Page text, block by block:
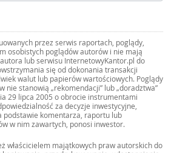
przez serwis raportach, poglądy,
osobistych poglądów autorów i nie mają
lub serwisu InternetowyKantor.pl do
się od dokonania transakcji
walut lub papierów wartościowych. Poglądy
nie stanowią „rekomendacji” lub „doradztwa”
29 lipca 2005 o obrocie instrumentami
za decyzje inwestycyjne,
podstawie komentarza, raportu lub
w nim zawartych, ponosi inwestor.
właścicielem majątkowych praw autorskich do